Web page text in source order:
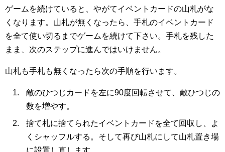
ゲームを続けていると、やがてイベントカードの山札がな
くなります。山札が無くなったら、手札のイベントカード
を全て使い切るまでゲームを続けて下さい。手札を残した
まま、次のステップに進んではいけません。
山札も手札も無くなったら次の手順を行います。
敵のひつじカードを左に90度回転させて、敵ひつじの
数を増やす。
捨て札に捨てられたイベントカードを全て回収し、よ
くシャッフルする。そして再び山札にして山札置き場
に設置し直します。